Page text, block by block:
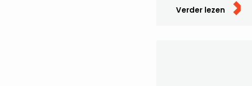
Verder lezen